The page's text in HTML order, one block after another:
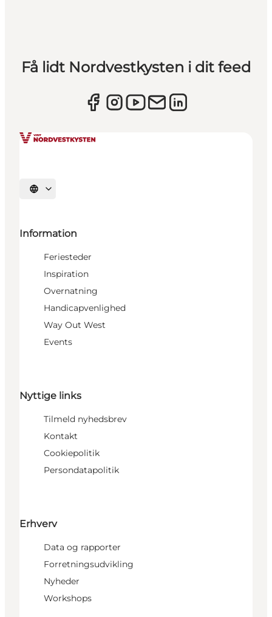
Få lidt Nordvestkysten i dit feed
Vælg sprog
Information
Feriesteder
Inspiration
Overnatning
Handicapvenlighed
Way Out West
Events
Nyttige links
Tilmeld nyhedsbrev
Kontakt
Cookiepolitik
Persondatapolitik
Erhverv
Data og rapporter
Forretningsudvikling
Nyheder
Workshops